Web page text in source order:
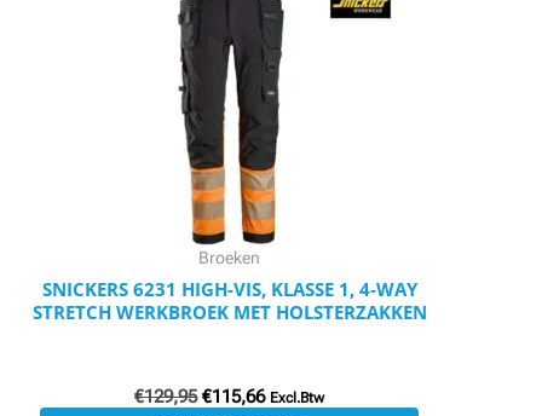
Broeken
SNICKERS 6231 HIGH-VIS, KLASSE 1, 4-WAY
STRETCH WERKBROEK MET HOLSTERZAKKEN
€129,95
€129,95.
€115,66
€115,66.
Excl.Btw
heeft
meerdere
variaties.
Deze
optie
kan
gekozen
worden
op
de